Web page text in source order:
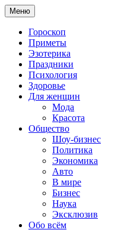
Меню
Гороскоп
Приметы
Эзотерика
Праздники
Психология
Здоровье
Для женщин
Мода
Красота
Общество
Шоу-бизнес
Политика
Экономика
Авто
В мире
Бизнес
Наука
Эксклюзив
Обо всём